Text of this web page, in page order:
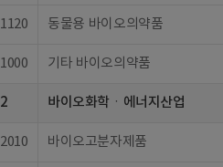
1120 동물용 바이오의약품
1000 기타 바이오의약품
2 바이오화학ㆍ에너지산업
2010 바이오고분자제품